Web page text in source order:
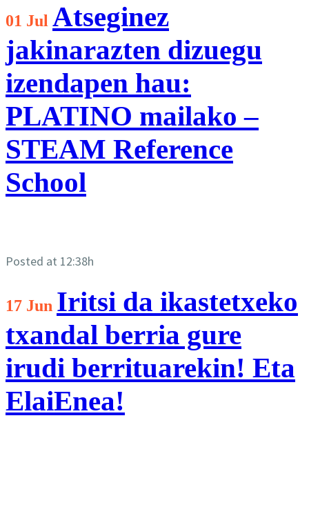
01 Jul Atseginez
jakinarazten dizuegu
izendapen hau:
PLATINO mailako –
STEAM Reference
School
17 Jun Iritsi da ikastetxeko
txandal berria gure
irudi berrituarekin! Eta
ElaiEnea!
Posted at 12:38h